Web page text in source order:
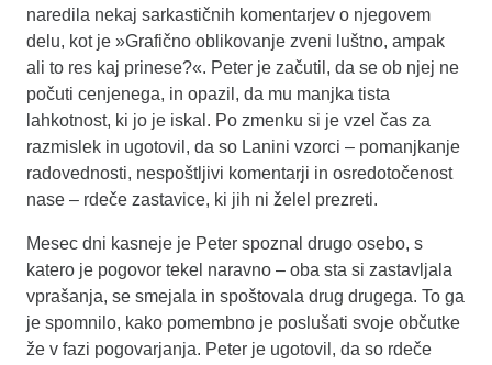
naredila nekaj sarkastičnih komentarjev o njegovem
delu, kot je »Grafično oblikovanje zveni luštno, ampak
ali to res kaj prinese?«. Peter je začutil, da se ob njej ne
počuti cenjenega, in opazil, da mu manjka tista
lahkotnost, ki jo je iskal. Po zmenku si je vzel čas za
razmislek in ugotovil, da so Lanini vzorci – pomanjkanje
radovednosti, nespoštljivi komentarji in osredotočenost
nase – rdeče zastavice, ki jih ni želel prezreti.
Mesec dni kasneje je Peter spoznal drugo osebo, s
katero je pogovor tekel naravno – oba sta si zastavljala
vprašanja, se smejala in spoštovala drug drugega. To ga
je spomnilo, kako pomembno je poslušati svoje občutke
že v fazi pogovarjanja. Peter je ugotovil, da so rdeče